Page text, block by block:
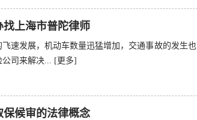
上海市普陀律师
飞速发展，机动车数量迅猛增加，交通事故的发生
司来解决... [更多]
保候审的法律概念